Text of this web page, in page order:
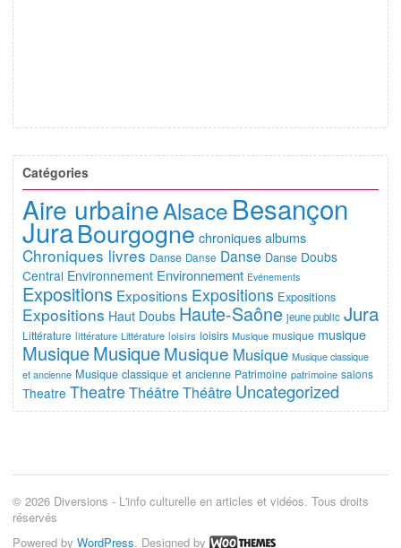
Catégories
Aire urbaineAlsace Besançon
JuraBourgogne chroniques albums
Chroniques livres Danse Danse Danse Danse Doubs
Central Environnement Environnement Evénements
Expositions Expositions Expositions Expositions
Expositions Haut Doubs Haute-Saône jeune public Jura
Littérature littérature Littérature loisirs loisirs Musique musique musique
MusiqueMusiqueMusique Musique Musique classique
et ancienne Musique classique et ancienne Patrimoine patrimoine salons
Theatre Theatre ThéâtreThéâtre Uncategorized
© 2026 Diversions - L'info culturelle en articles et vidéos. Tous droits
réservés
Powered by WordPress. Designed by